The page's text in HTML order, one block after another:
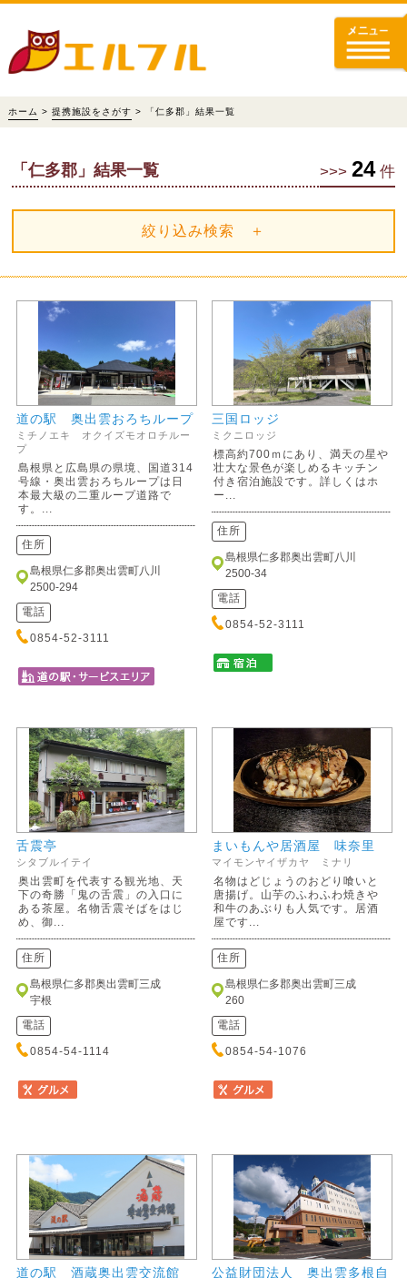
ホーム > 提携施設をさがす > 「仁多郡」結果一覧
>>> 24 件
「仁多郡」結果一覧
絞り込み検索 ＋
道の駅 奥出雲おろちループ
ミチノエキ オクイズモオロチルー
プ
島根県と広島県の県境、国道314
号線・奥出雲おろちループは日
本最大級の二重ループ道路で
す。...
住所
島根県仁多郡奥出雲町八川
2500-294
電話
0854-52-3111
三国ロッジ
ミクニロッジ
標高約700ｍにあり、満天の星や
壮大な景色が楽しめるキッチン
付き宿泊施設です。詳しくはホ
ー...
住所
島根県仁多郡奥出雲町八川
2500-34
電話
0854-52-3111
舌震亭
シタブルイテイ
奥出雲町を代表する観光地、天
下の奇勝「鬼の舌震」の入口に
ある茶屋。名物舌震そばをはじ
め、御...
住所
島根県仁多郡奥出雲町三成
宇根
電話
0854-54-1114
まいもんや居酒屋 味奈里
マイモンヤイザカヤ ミナリ
名物はどじょうのおどり喰いと
唐揚げ。山芋のふわふわ焼きや
和牛のあぶりも人気です。居酒
屋です...
住所
島根県仁多郡奥出雲町三成
260
電話
0854-54-1076
道の駅 酒蔵奥出雲交流館
公益財団法人 奥出雲多根自